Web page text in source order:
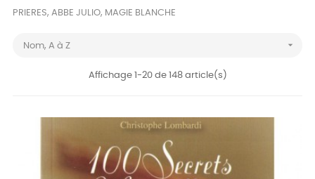
PRIERES, ABBE JULIO, MAGIE BLANCHE
Nom, A à Z 
Affichage 1-20 de 148 article(s)